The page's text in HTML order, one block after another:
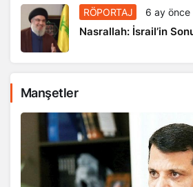
RÖPORTAJ 6 ay önce
Nasrallah: İsrail’in
Manşetler